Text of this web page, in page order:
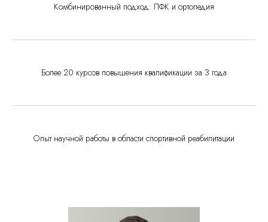
Комбинированный подход: ЛФК и ортопедия
Более 20 курсов повышения квалификации за 3 года
Опыт научной работы в области спортивной реабилитации